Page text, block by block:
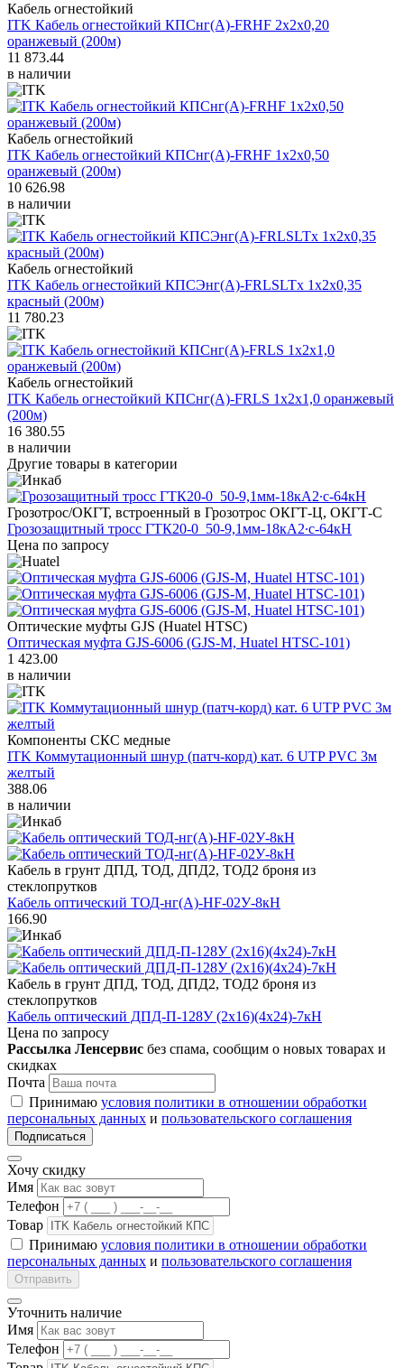
Кабель огнестойкий
ITK Кабель огнестойкий КПСнг(А)-FRHF 2х2х0,20
оранжевый (200м)
11 873.44
в наличии
Кабель огнестойкий
ITK Кабель огнестойкий КПСнг(А)-FRHF 1х2х0,50
оранжевый (200м)
10 626.98
в наличии
Кабель огнестойкий
ITK Кабель огнестойкий КПСЭнг(А)-FRLSLTх 1х2х0,35
красный (200м)
11 780.23
Кабель огнестойкий
ITK Кабель огнестойкий КПСнг(А)-FRLS 1х2х1,0 оранжевый
(200м)
16 380.55
в наличии
Другие товары в категории
Грозотрос/ОКГТ, встроенный в Грозотрос ОКГТ-Ц, ОКГТ-С
Грозозащитный тросс ГТК20-0_50-9,1мм-18кА2·с-64кН
Цена по запросу
Оптические муфты GJS (Huatel HTSC)
Оптическая муфта GJS-6006 (GJS-M, Huatel HTSC-101)
1 423.00
в наличии
Компоненты СКС медные
ITK Коммутационный шнур (патч-корд) кат. 6 UTP PVC 3м
желтый
388.06
в наличии
Кабель в грунт ДПД, ТОД, ДПД2, ТОД2 броня из
стеклопрутков
Кабель оптический ТОД-нг(A)-HF-02У-8кН
166.90
Кабель в грунт ДПД, ТОД, ДПД2, ТОД2 броня из
стеклопрутков
Кабель оптический ДПД-П-128У (2х16)(4х24)-7кН
Цена по запросу
Рассылка Ленсервис без спама, сообщим о новых товарах и
скидках
Почта
Принимаю условия политики в отношении обработки
персональных данных и пользовательского соглашения
Подписаться
Хочу скидку
Имя
Телефон
Товар
Принимаю условия политики в отношении обработки
персональных данных и пользовательского соглашения
Отправить
Уточнить наличие
Имя
Телефон